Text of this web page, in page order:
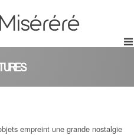
empreint une grande nostalgie